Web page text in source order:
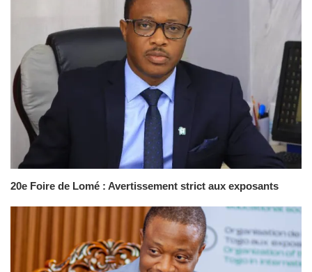
20e Foire de Lomé : Avertissement strict aux exposants